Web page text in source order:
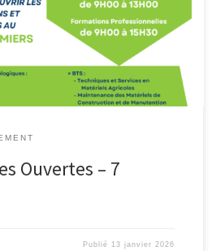
Ouvertes – 7
Publié 13 janvier 2026